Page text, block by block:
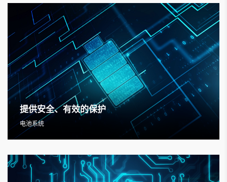
提供安全、有效的保护
电池系统